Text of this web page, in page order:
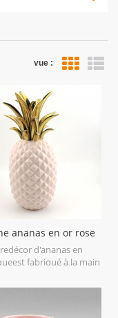
vue :
ananas en or rose
déco maison
d'ananas en
fabriqué à la main
blanche ou bleue en
soit un très bel ananas